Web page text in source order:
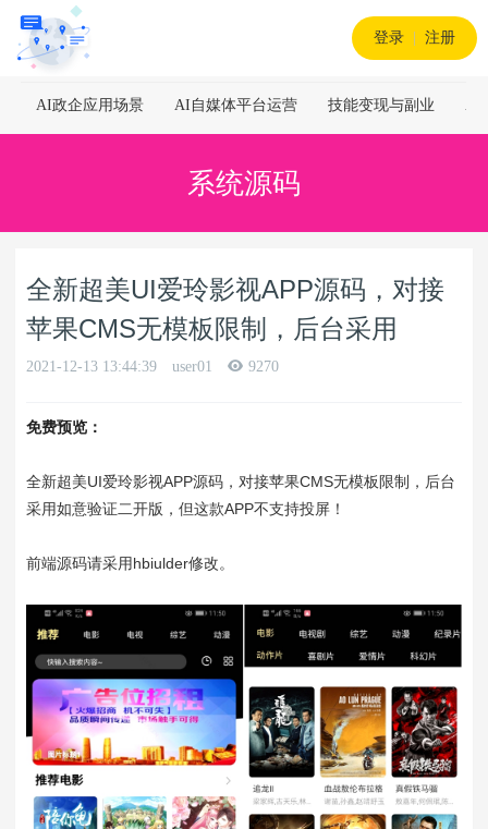
登录 注册
AI政企应用场景 AI自媒体平台运营 技能变现与副业
系统源码
全新超美UI爱玲影视APP源码，对接
苹果CMS无模板限制，后台采用
2021-12-13 13:44:39 user01 9270
免费预览：
全新超美UI爱玲影视APP源码，对接苹果CMS无模板限制，后台
采用如意验证二开版，但这款APP不支持投屏！
前端源码请采用hbiulder修改。